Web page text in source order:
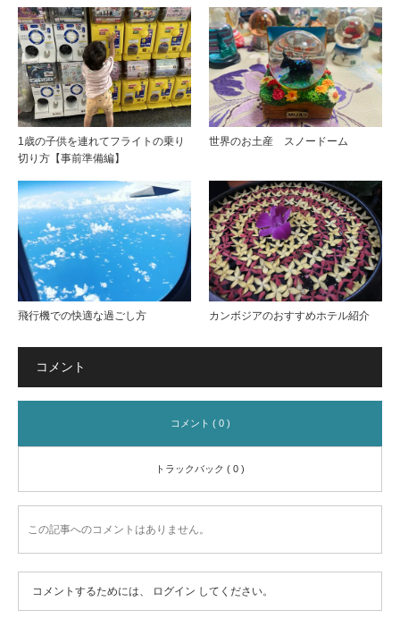
1歳の子供を連れてフライトの乗り
切り方【事前準備編】
世界のお土産 スノードーム
飛行機での快適な過ごし方 カンボジアのおすすめホテル紹介
コメント
コメント ( 0 )
トラックバック ( 0 )
この記事へのコメントはありません。
コメントするためには、 ログイン してください。